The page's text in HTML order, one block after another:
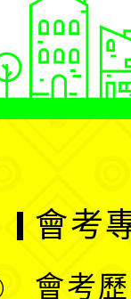
會考
會考